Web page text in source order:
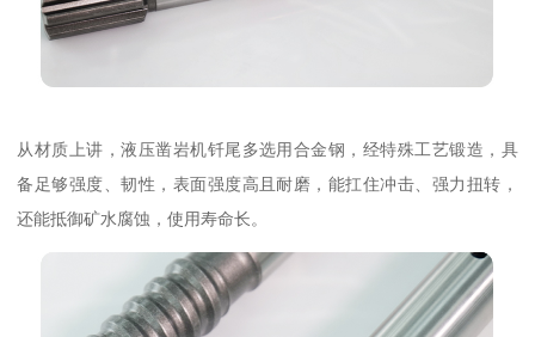
从材质上讲，液压凿岩机钎尾多选用合金钢，经特殊工艺锻造，具
备足够强度、韧性，表面强度高且耐磨，能扛住冲击、强力扭转，
还能抵御矿水腐蚀，使用寿命长。